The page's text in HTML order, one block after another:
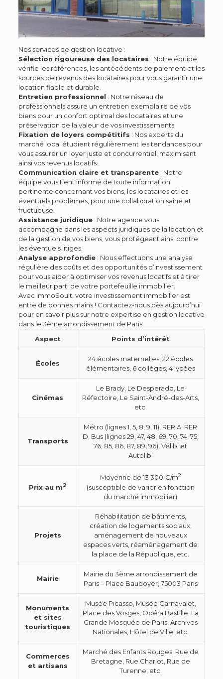
Nos services de gestion locative :
Sélection rigoureuse des locataires : Notre équipe
vérifie les références, les antécédents de paiement et les
sources de revenus des locataires pour vous garantir une
location fiable et durable.
Entretien professionnel : Notre réseau de
professionnels assure un entretien exemplaire de vos
biens pour un confort optimal des locataires et une
préservation de la valeur de vos investissements.
Fixation de loyers compétitifs : Nos experts du
marché local étudient régulièrement les tendances pour
vous assurer un loyer juste et concurrentiel, maximisant
ainsi vos revenus locatifs.
Communication claire et transparente: Notre
équipe vous tient informé de toute information
pertinente concernant vos biens, les locataires et les
éventuels problèmes, pour une collaboration saine et
fructueuse.
Assistance juridique: Notre agence vous
accompagne dans les aspects juridiques de la location et
de la gestion de vos biens, vous protégeant ainsi contre
les éventuels litiges.
Analyse approfondie: Nous effectuons une analyse
régulière des coûts et des opportunités d’investissement
pour vous aider à optimiser vos revenus locatifs et à tirer
le meilleur parti de votre portefeuille immobilier.
Avec ImmoSoult, votre investissement immobilier est
entre de bonnes mains ! Contactez-nous dès aujourd’hui
pour en savoir plus sur notre expertise en gestion locative
dans le 3ème arrondissement de Paris.
Aspect
Points d’intérêt
Écoles
24 écoles maternelles, 22 écoles
élémentaires, 6 collèges, 4 lycées
Cinémas
Le Brady, Le Desperado, Le
Réfectoire, Le Saint-André-des-Arts,
etc.
Transports
Métro (lignes 1, 5, 8, 9, 11), RER A, RER
D, Bus (lignes 29, 47, 48, 69, 70, 74, 75,
76, 85, 86, 87, 89, 96), Vélib’ et
Autolib’
Prix au m2
Moyenne de 13 300 €/m2
(susceptible de varier en fonction
du marché immobilier)
Projets
Réhabilitation de bâtiments,
création de logements sociaux,
aménagement de nouveaux
espaces verts, réaménagement de
la place de la République, etc.
Mairie
Mairie du 3ème arrondissement de
Paris – Place Baudoyer, 75003 Paris
Monuments
et sites
touristiques
Musée Picasso, Musée Carnavalet,
Place des Vosges, Opéra Bastille, La
Grande Mosquée de Paris, Archives
Nationales, Hôtel de Ville, etc.
Commerces
et artisans
Marché des Enfants Rouges, Rue de
Bretagne, Rue Charlot, Rue de
Turenne, etc.